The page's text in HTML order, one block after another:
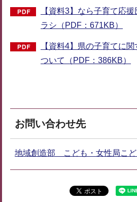
【資料3】なら子育て応
ラシ（PDF：671KB）
【資料4】県の子育てに
ついて（PDF：386KB）
お問い合わせ先
地域創造部 こども・女性局こ